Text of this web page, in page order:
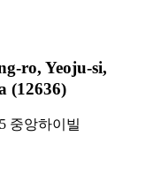
ro, Yeoju-si,
(12636)
중앙하이빌